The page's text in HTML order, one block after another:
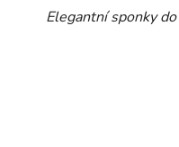
Elegantní sponky